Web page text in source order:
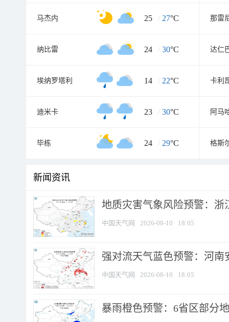
马杰内 25 / 27°C 那雷
纳比雷 24 / 30°C 达仁
埃纳罗塔利 14 / 22°C 卡利
迪米卡 23 / 30°C 阿马
毕栋 24 / 29°C 格斯
新闻资讯
地质灾害气象风险预警：浙
中国天气网 2026-08-10 18:05
强对流天气蓝色预警：河南
中国天气网 2026-08-10 18:05
暴雨橙色预警：6省区部分